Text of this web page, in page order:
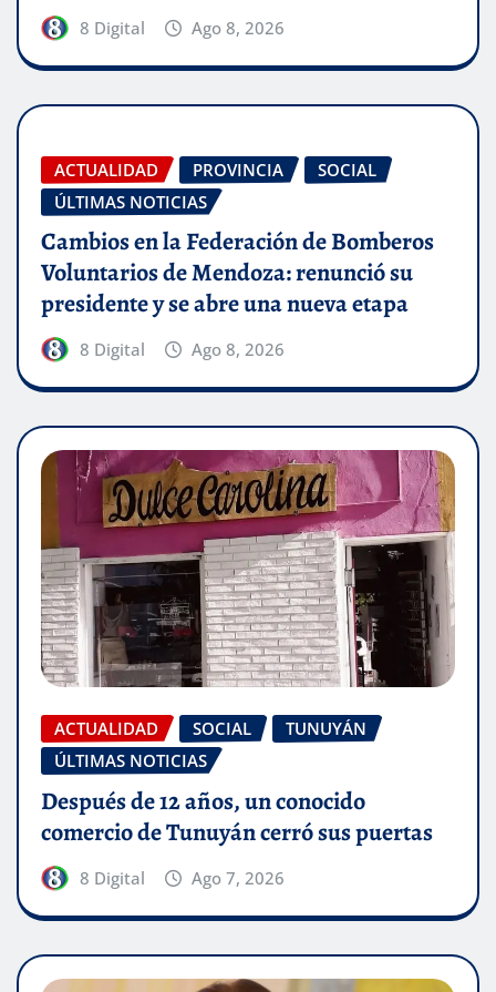
8 Digital Ago 8, 2026
ACTUALIDAD PROVINCIA
SOCIAL
ÚLTIMAS NOTICIAS
Cambios en la Federación de Bomberos
Voluntarios de Mendoza: renunció su
presidente y se abre una nueva etapa
8 Digital Ago 8, 2026
ACTUALIDAD SOCIAL
TUNUYÁN
ÚLTIMAS NOTICIAS
Después de 12 años, un conocido
comercio de Tunuyán cerró sus puertas
8 Digital Ago 7, 2026